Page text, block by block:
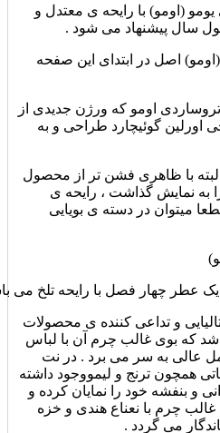
(اومو) با رایحه ی معتدل و
سال پیشنهاد می شود .
اصل در ابتدای این صفحه
اومو که ورژن جدیدی از
اورلین گوئیچارد طراحی و به
با ظاهری فشن تر از محصول
اینبار خود را به نمایش گذاشت ، رایحه ی
میتوان در دسته ی بویایی
یک عطر چهار فصل با رایحه تلخ می
و تداعی کننده ی محصولات
که بوی غالب چرم آن با لباس
عالی به سر می برد . در نت
همچون ترنج و لیمووجود داشته
و بنفشه خود را نمایان کرده و
چرم با نعناع هندی و خزه
می گردد .